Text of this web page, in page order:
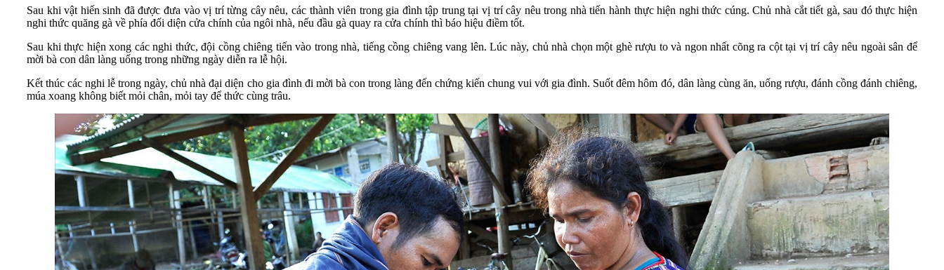
Sau khi vật hiến sinh đã được đưa vào vị trí từng cây nêu, các thành viên trong gia đình tập trung tại vị trí cây nêu trong nhà tiến hành thực hiện nghi thức cúng. Chủ nhà cắt tiết gà, sau đó thực hiện
nghi thức quăng gà về phía đối diện cửa chính của ngôi nhà, nếu đầu gà quay ra cửa chính thì báo hiệu điềm tốt.
Sau khi thực hiện xong các nghi thức, đội cồng chiêng tiến vào trong nhà, tiếng cồng chiêng vang lên. Lúc này, chủ nhà chọn một ghè rượu to và ngon nhất cõng ra cột tại vị trí cây nêu ngoài sân để
mời bà con dân làng uống trong những ngày diễn ra lễ hội.
Kết thúc các nghi lễ trong ngày, chủ nhà đại diện cho gia đình đi mời bà con trong làng đến chứng kiến chung vui với gia đình. Suốt đêm hôm đó, dân làng cùng ăn, uống rượu, đánh cồng đánh chiêng,
múa xoang không biết mỏi chân, mỏi tay để thức cùng trâu.